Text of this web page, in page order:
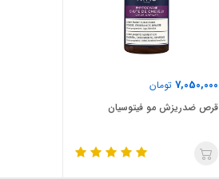
7,050,000 تومان
قرص ضدریزش مو فیتوسیان